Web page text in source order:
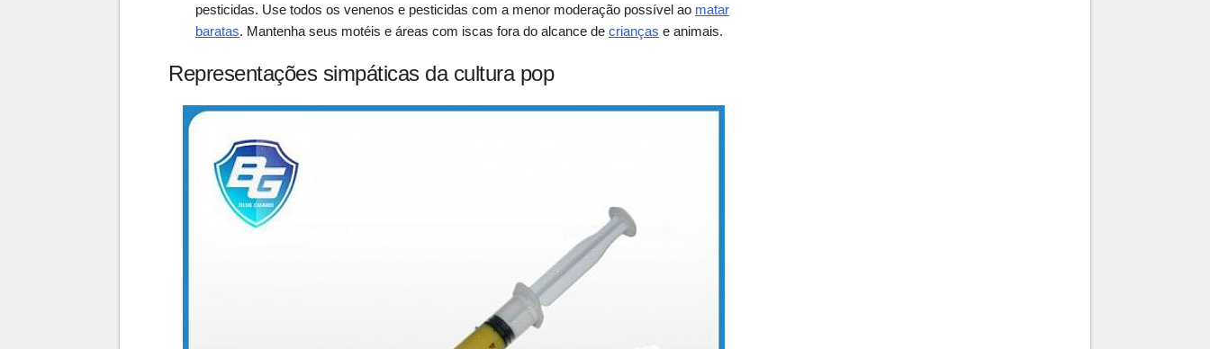
pesticidas. Use todos os venenos e pesticidas com a menor moderação possível ao matar
baratas. Mantenha seus motéis e áreas com iscas fora do alcance de crianças e animais.
Representações simpáticas da cultura pop